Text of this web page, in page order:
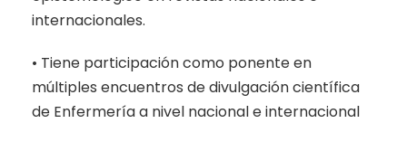
internacionales.
• Tiene participación como ponente en
múltiples encuentros de divulgación científica
de Enfermería a nivel nacional e internacional